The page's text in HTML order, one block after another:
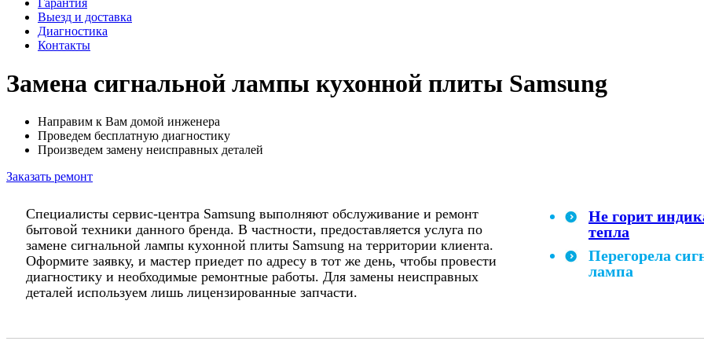
Выезд и доставка
Диагностика
Контакты
Замена сигнальной лампы кухонной плиты Samsung
Направим к Вам домой инженера
Проведем бесплатную диагностику
Произведем замену неисправных деталей
Заказать ремонт
Специалисты сервис-центра Samsung выполняют обслуживание и ремонт
бытовой техники данного бренда. В частности, предоставляется услуга по
замене сигнальной лампы кухонной плиты Samsung на территории клиента.
Оформите заявку, и мастер приедет по адресу в тот же день, чтобы провести
диагностику и необходимые ремонтные работы. Для замены неисправных
деталей используем лишь лицензированные запчасти.
Не горит
тепла
Перегорела
лампа